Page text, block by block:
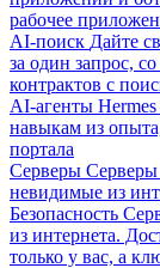
рабочее
AI-поиск Дайте
за один запрос,
контрактов с
AI-агенты
навыкам из
портала
Серверы
невидимые из
Безопасность
из интернета.
только у вас, а